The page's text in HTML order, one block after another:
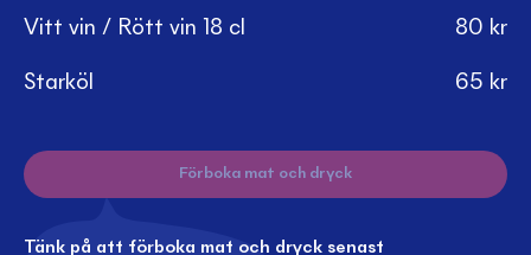
Vitt vin / Rött vin 18 cl 80 kr
Starköl 65 kr
Förboka mat och dryck
Tänk på att förboka mat och dryck senast